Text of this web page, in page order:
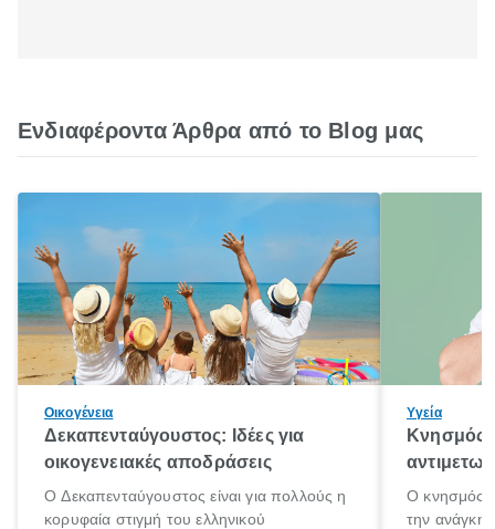
Ενδιαφέροντα Άρθρα από το Blog μας
Οικογένεια
Δεκαπενταύγουστος: Ιδέες για
οικογενειακές αποδράσεις
Ο Δεκαπενταύγουστος είναι για πολλούς η
κορυφαία στιγμή του ελληνικού
Υγεία
Κνησμός:
Ο κνησμός
την ανάγκη